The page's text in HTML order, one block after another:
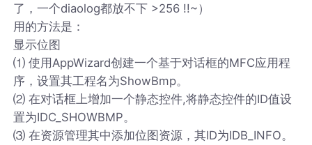
了，一个diaolog都放不下 >256 !!~）
用的方法是：
显示位图
⑴ 使用AppWizard创建一个基于对话框的MFC应用程
序，设置其工程名为ShowBmp。
⑵ 在对话框上增加一个静态控件,将静态控件的ID值设
置为IDC_SHOWBMP。
⑶ 在资源管理其中添加位图资源，其ID为IDB_INFO。